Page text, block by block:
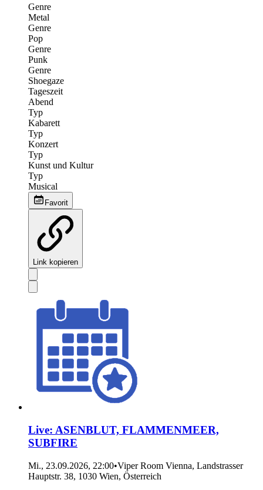
Genre
Metal
Genre
Pop
Genre
Punk
Genre
Shoegaze
Tageszeit
Abend
Typ
Kabarett
Typ
Konzert
Typ
Kunst und Kultur
Typ
Musical
Favorit
Link kopieren
Live: ASENBLUT, FLAMMENMEER,
SUBFIRE
Mi., 23.09.2026, 22:00•Viper Room Vienna, Landstrasser
Hauptstr. 38, 1030 Wien, Österreich